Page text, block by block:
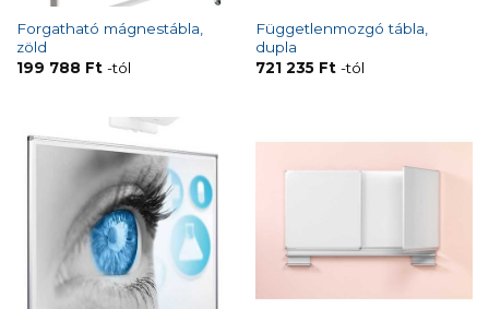
Forgatható mágnestábla,
zöld
199 788 Ft-tól
Függetlenmozgó tábla,
dupla
721 235 Ft-tól